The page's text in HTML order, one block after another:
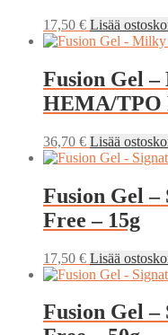
17,50 € Lisää
Fusion Gel
HEMA/TPO
36,70 € Lisää
Fusion Gel
Free – 15g
17,50 € Lisää
Fusion Gel